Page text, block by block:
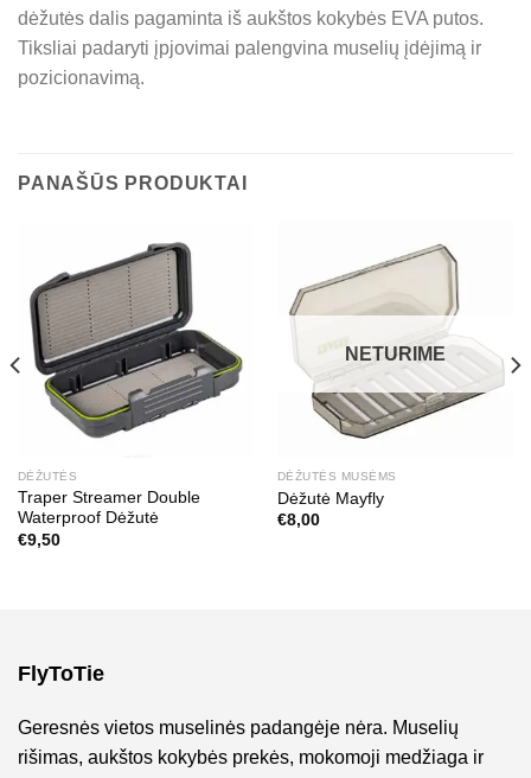
dėžutės dalis pagaminta iš aukštos kokybės EVA putos.
Tiksliai padaryti įpjovimai palengvina muselių įdėjimą ir
pozicionavimą.
PANAŠŪS PRODUKTAI
DĖŽUTĖS
Traper Streamer Double
Waterproof Dėžutė
€9,50
NETURIME
DĖŽUTĖS MUSĖMS
Dėžutė Mayfly
€8,00
FlyToTie
Geresnės vietos muselinės padangėje nėra. Muselių
rišimas, aukštos kokybės prekės, mokomoji medžiaga ir